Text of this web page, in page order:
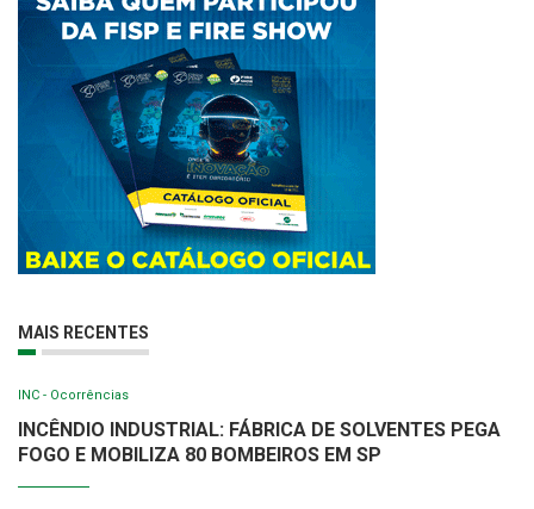
MAIS RECENTES
INC - Ocorrências
INCÊNDIO INDUSTRIAL: FÁBRICA DE SOLVENTES PEGA
FOGO E MOBILIZA 80 BOMBEIROS EM SP